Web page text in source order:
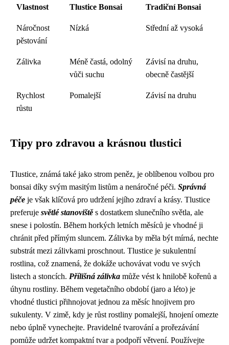
Vlastnost Tlustice Bonsai Tradiční Bonsai
Náročnost
pěstování
Nízká Střední až vysoká
Zálivka
Méně častá, odolný
vůči suchu
Závisí na druhu,
obecně častější
Rychlost
růstu
Pomalejší Závisí na druhu
Tipy pro zdravou a krásnou tlustici
Tlustice, známá také jako strom peněz, je oblíbenou volbou pro
bonsai díky svým masitým listům a nenáročné péči. Správná
péče je však klíčová pro udržení jejího zdraví a krásy. Tlustice
preferuje světlé stanovištěs dostatkem slunečního světla, ale
snese i polostín. Během horkých letních měsíců je vhodné ji
chránit před přímým sluncem. Zálivka by měla být mírná, nechte
substrát mezi zálivkami proschnout. Tlustice je sukulentní
rostlina, což znamená, že dokáže uchovávat vodu ve svých
listech a stoncích. Přílišná zálivka může vést k hnilobě kořenů a
úhynu rostliny. Během vegetačního období (jaro a léto) je
vhodné tlustici přihnojovat jednou za měsíc hnojivem pro
sukulenty. V zimě, kdy je růst rostliny pomalejší, hnojení omezte
nebo úplně vynechejte. Pravidelné tvarování a prořezávání
pomůže udržet kompaktní tvar a podpoří větvení. Používejte